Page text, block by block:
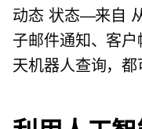
动态 状态—来自
子邮件通知、客
天机器人查询，都